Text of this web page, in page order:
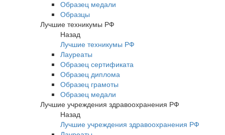
Образец медали
Образцы
Лучшие техникумы РФ
Назад
Лучшие техникумы РФ
Лауреаты
Образец сертификата
Образец диплома
Образец грамоты
Образец медали
Лучшие учреждения здравоохранения РФ
Назад
Лучшие учреждения здравоохранения РФ